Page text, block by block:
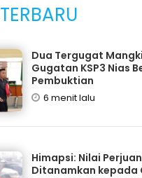
TERBARU
Dua Tergugat
Gugatan KSP3 Nias
Pembuktian
6 menit lalu
Himapsi: Nilai
Ditanamkan kepada